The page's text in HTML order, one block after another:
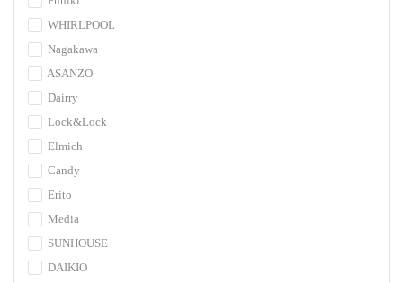
WHIRLPOOL
Nagakawa
ASANZO
Dairry
Lock&Lock
Elmich
Candy
Erito
Media
SUNHOUSE
DAIKIO